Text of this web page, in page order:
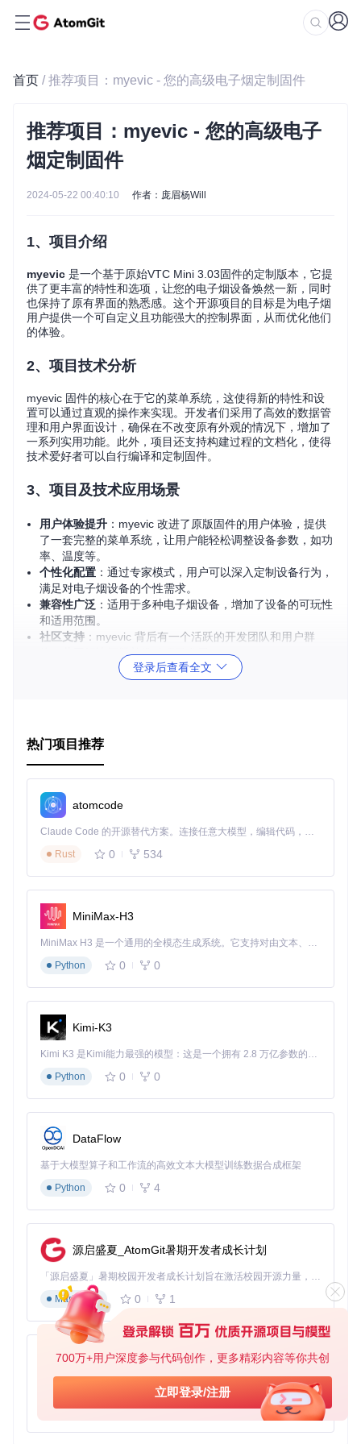
700万+用户深度参与代码创作，更多精彩内容等你共创
立即登录/注册
首页 / 推荐项目：myevic - 您的高级电子烟定制固件
推荐项目：myevic - 您的高级电子
烟定制固件
2024-05-22 00:40:10 作者：庞眉杨Will
1、项目介绍
myevic 是一个基于原始VTC Mini 3.03固件的定制版本，它提
供了更丰富的特性和选项，让您的电子烟设备焕然一新，同时
也保持了原有界面的熟悉感。这个开源项目的目标是为电子烟
用户提供一个可自定义且功能强大的控制界面，从而优化他们
的体验。
2、项目技术分析
myevic 固件的核心在于它的菜单系统，这使得新的特性和设
置可以通过直观的操作来实现。开发者们采用了高效的数据管
理和用户界面设计，确保在不改变原有外观的情况下，增加了
一系列实用功能。此外，项目还支持构建过程的文档化，使得
技术爱好者可以自行编译和定制固件。
3、项目及技术应用场景
用户体验提升 ：myevic 改进了原版固件的用户体验，提供
了一套完整的菜单系统，让用户能轻松调整设备参数，如功
率、温度等。
个性化配置 ：通过专家模式，用户可以深入定制设备行为，
满足对电子烟设备的个性需求。
兼容性广泛 ：适用于多种电子烟设备，增加了设备的可玩性
和适用范围。
社区支持 ：myevic 背后有一个活跃的开发团队和用户群
体，共同解决问题并推动项目发展。
幕菜单、线圈菜单、蒸汽模式、时钟菜单和接口菜单，满
足各种操作需求。
易用性：尽管增加了大量新功能，但myevic保留了与原版
社区驱动：该项目得益于众多贡献者的支持，不断更新和
完善，以适应用户的反馈和新需求。
开放源代码 ：myevic 是一个开源项目，这意味着任何人都
可以查看、学习甚至贡献代码，推动其持续进化。
如果您是一个寻求更高级功能和个性化设置的电子烟爱好者，
myevic 将是一个不容错过的选择。赶快尝试并加入到这个充
满活力的社区中，一起享受电子烟的新体验吧！
登录后查看全文
热门项目推荐
atomcode
Claude Code 的开源替代方案。连接任意大模型，编辑代码，运行命令，自动验证 — 全自动执行。用 Rust 构建，极致性能。 ｜ An open-source alternative to Claude Code. Connect any LLM, edit code, run commands, and verify changes — autonomously. Built in Rust for speed. Get Started
Rust
0 534
MiniMax-H3
MiniMax H3 是一个通用的全模态生成系统。它支持对由文本、图像、视频和音频组成的多模态上下文进行统一理解，并能生成分辨率高达 2K、时长可达 15 秒的带原生立体声音频的视频。得益于面向任务泛化的系统设计，H3 在预训练阶段就已具备广泛的多模态上下文理解与生成能力，能够出色地执行复杂的多模态指令。
Python
0 0
Kimi-K3
Kimi K3 是Kimi能力最强的模型：这是一个拥有 2.8 万亿参数的混合专家（MoE）模型，具备原生视觉理解能力，并支持 100 万 token 的上下文窗口。
Python
0 0
DataFlow
基于大模型算子和工作流的高效文本大模型训练数据合成框架
Python
0 4
源启盛夏_AtomGit暑期开发者成长计划
「源启盛夏」暑期校园开发者成长计划旨在激活校园开源力量，通过积分激励、认证扶持、资源倾斜等形式，引导高校组织和开发者完成「入驻 — 建项目 — 做贡献 — 获认证 — 得资源」的完整闭环。无论你是想带领社团入驻平台的组织者，还是希望用代码贡献证明自己的开发者，都能在这里找到属于你的成长路径。
Markdown
0 1
py-xiaozhi
基于Python的Xiaozhi AI，适用于想要完整Xiaozhi体验而无需拥有专用硬件的用户。
Python
0 1